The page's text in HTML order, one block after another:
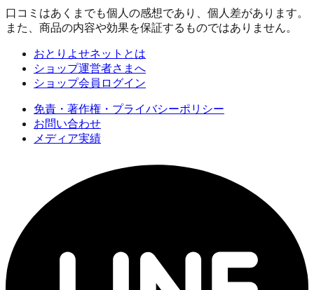
口コミはあくまでも個人の感想であり、個人差があります。
また、商品の内容や効果を保証するものではありません。
おとりよせネットとは
ショップ運営者さまへ
ショップ会員ログイン
免責・著作権・プライバシーポリシー
お問い合わせ
メディア実績